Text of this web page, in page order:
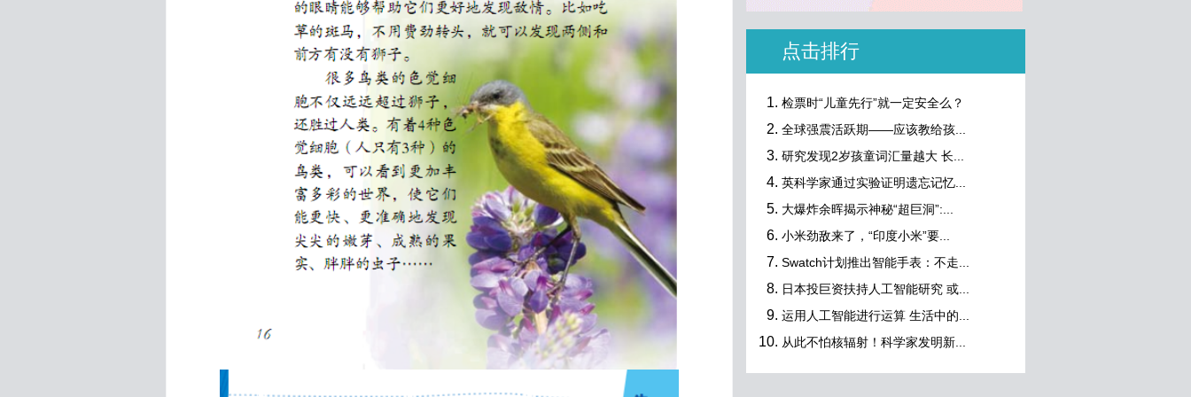
点击排行
检票时“儿童先行”就一定安全么？
全球强震活跃期——应该教给孩...
研究发现2岁孩童词汇量越大 长...
英科学家通过实验证明遗忘记忆...
大爆炸余晖揭示神秘“超巨洞”:...
小米劲敌来了，“印度小米”要...
Swatch计划推出智能手表：不走...
日本投巨资扶持人工智能研究 或...
运用人工智能进行运算 生活中的...
从此不怕核辐射！科学家发明新...